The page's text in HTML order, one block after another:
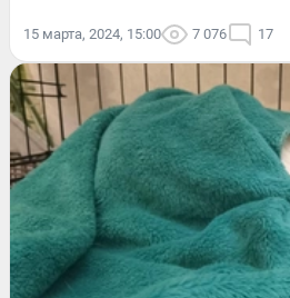
15 марта, 2024, 15:00 7 076 17